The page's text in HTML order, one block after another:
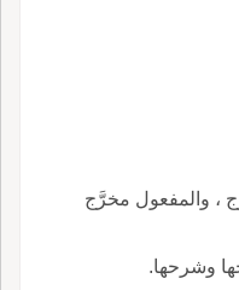
، والمفعول مخرَّج
وشرحها.